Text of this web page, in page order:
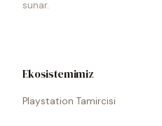
sunar.
Ekosistemimiz
Playstation Tamircisi